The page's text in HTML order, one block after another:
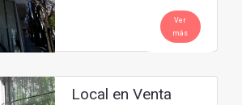
Ver
más
Local en Venta